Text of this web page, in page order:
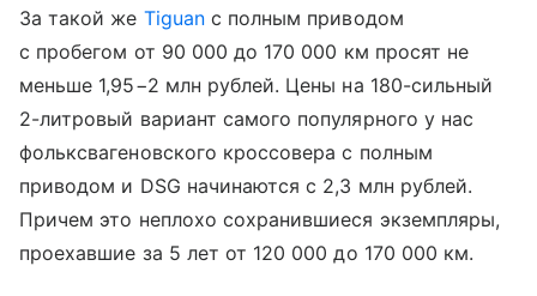
За такой же Tiguanс полным приводом
с пробегом от 90 000 до 170 000 км просят не
меньше 1,95−2 млн рублей. Цены на 180-сильный
2-литровый вариант самого популярного у нас
фольксвагеновского кроссовера с полным
приводом и DSG начинаются с 2,3 млн рублей.
Причем это неплохо сохранившиеся экземпляры,
проехавшие за 5 лет от 120 000 до 170 000 км.